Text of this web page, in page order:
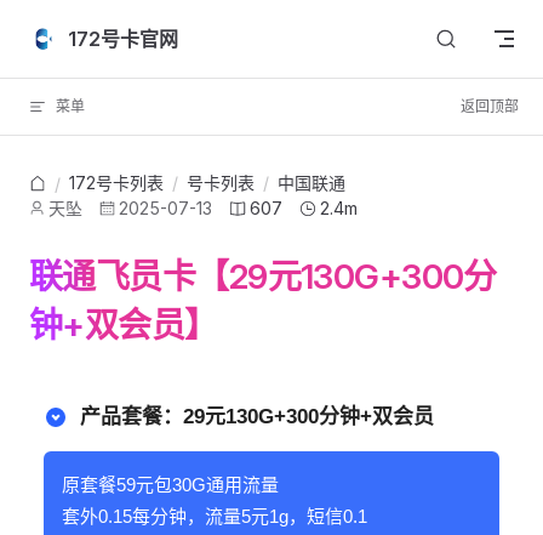
Skip to content
172号卡官网
菜单 返回顶部
/ 172号卡列表 / 号卡列表 / 中国联通
天坠
2025-07-13 607 2.4m
联通飞员卡【29元130G+300分
钟+双会员】
产品套餐：29元130G+300分钟+双会员
原套餐59元包30G通用流量
套外0.15每分钟，流量5元1g，短信0.1